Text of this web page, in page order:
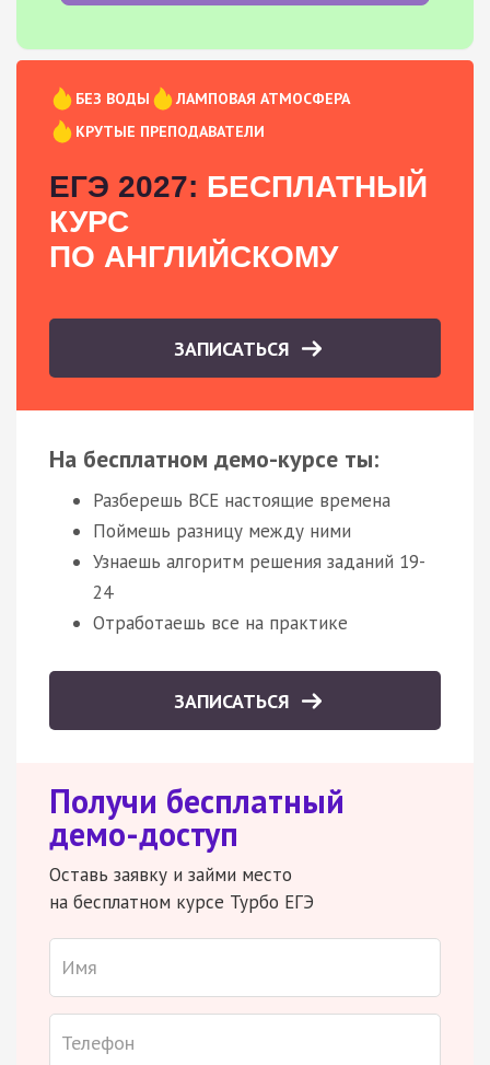
БЕЗ ВОДЫ
ЛАМПОВАЯ АТМОСФЕРА
КРУТЫЕ ПРЕПОДАВАТЕЛИ
ЕГЭ 2027: БЕСПЛАТНЫЙ
КУРС
ПО АНГЛИЙСКОМУ
ЗАПИСАТЬСЯ
На бесплатном демо-курсе ты:
Разберешь ВСЕ настоящие времена
Поймешь разницу между ними
Узнаешь алгоритм решения заданий 19-
24
Отработаешь все на практике
ЗАПИСАТЬСЯ
Получи бесплатный
демо-доступ
Оставь заявку и займи место
на бесплатном курсе Турбо ЕГЭ